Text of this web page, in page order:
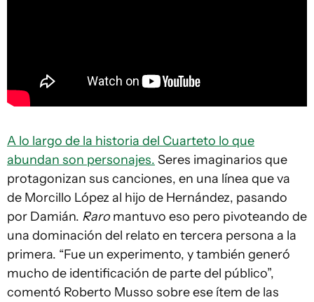
A lo largo de la historia del Cuarteto lo que
abundan son personajes. Seres imaginarios que
protagonizan sus canciones, en una línea que va
de Morcillo López al hijo de Hernández, pasando
por Damián. Raro mantuvo eso pero pivoteando de
una dominación del relato en tercera persona a la
primera. “Fue un experimento, y también generó
mucho de identificación de parte del público”,
comentó Roberto Musso sobre ese ítem de las